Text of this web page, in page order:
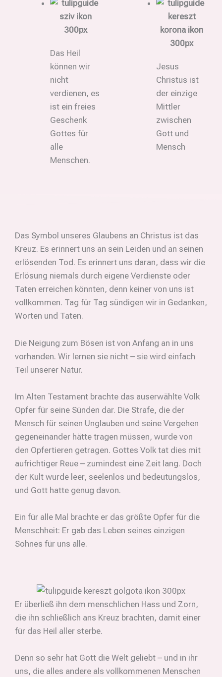
Das Heil
können wir
nicht
verdienen, es
ist ein freies
Geschenk
Gottes für
alle
Menschen.
Jesus
Christus ist
der einzige
Mittler
zwischen
Gott und
Mensch
Das Symbol unseres Glaubens an Christus ist das
Kreuz. Es erinnert uns an sein Leiden und an seinen
erlösenden Tod. Es erinnert uns daran, dass wir die
Erlösung niemals durch eigene Verdienste oder
Taten erreichen könnten, denn keiner von uns ist
vollkommen. Tag für Tag sündigen wir in Gedanken,
Worten und Taten.
Die Neigung zum Bösen ist von Anfang an in uns
vorhanden. Wir lernen sie nicht – sie wird einfach
Teil unserer Natur.
Im Alten Testament brachte das auserwählte Volk
Opfer für seine Sünden dar. Die Strafe, die der
Mensch für seinen Unglauben und seine Vergehen
gegeneinander hätte tragen müssen, wurde von
den Opfertieren getragen. Gottes Volk tat dies mit
aufrichtiger Reue – zumindest eine Zeit lang. Doch
der Kult wurde leer, seelenlos und bedeutungslos,
und Gott hatte genug davon.
Ein für alle Mal brachte er das größte Opfer für die
Menschheit: Er gab das Leben seines einzigen
Sohnes für uns alle.
Er überließ ihn dem menschlichen Hass und Zorn,
die ihn schließlich ans Kreuz brachten, damit einer
für das Heil aller sterbe.
Denn so sehr hat Gott die Welt geliebt – und in ihr
uns, die alles andere als vollkommenen Menschen